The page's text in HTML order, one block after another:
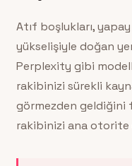
Atıf boşlukları,
yükselişiyle doğan
Perplexity gibi
rakibinizi sürekli
görmezden geldiğini
rakibinizi ana otorite